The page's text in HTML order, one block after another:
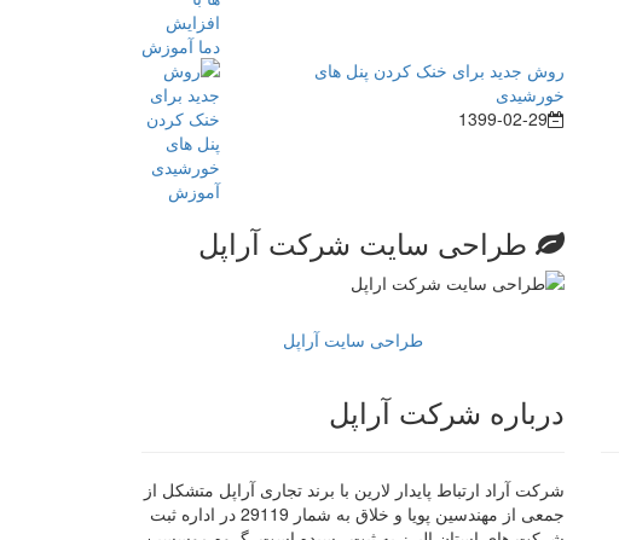
روش جدید برای خنک کردن پنل های
خورشیدی
1399-02-29
طراحی سایت شرکت آراپل
طراحی سایت آراپل
درباره شرکت آراپل
شرکت آراد ارتباط پایدار لارین با برند تجاری آراپل متشکل از
جمعی از مهندسین پویا و خلاق به شمار 29119 در اداره ثبت